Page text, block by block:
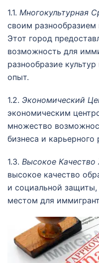
1.1. Многокультурная
своим разнообразием
Этот город
возможность для
разнообразие
опыт.
1.2. Экономический
экономическим
множество
бизнеса и карьерного
1.3. Высокое Качество
высокое качество
и социальной
местом для